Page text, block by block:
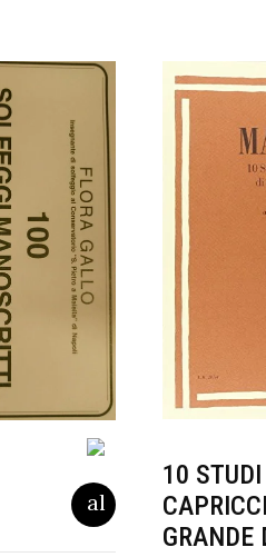
10 STUDI
GRANDE